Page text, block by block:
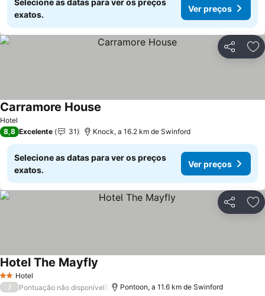
Selecione as datas para ver os preços
exatos.
Ver preços
Partilhar
Hotel
Carramore House
8,8 Excelente 31 Knock, a 16.2 km de Swinford
Selecione as datas para ver os preços
exatos.
Ver preços
Partilhar
2 Estrelas
Hotel
Hotel The Mayfly
/ Pontuação não disponível Pontoon, a 11.6 km de Swinford